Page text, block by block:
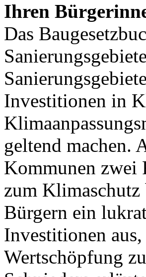
Ihren
Das
Investitionen in
geltend machen.
Kommunen zwei
zum Klimaschutz
Bürgern ein
Investitionen
Wertschöpfung